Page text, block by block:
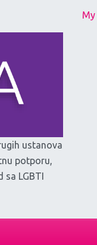
ustanova
potporu,
sa LGBTI